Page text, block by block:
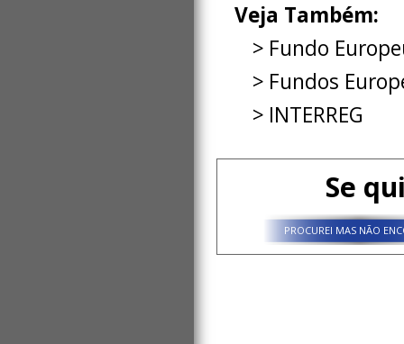
Veja Também:
Fundo
Fundos
INTERREG
Se
PROCUREI MAS NÃO